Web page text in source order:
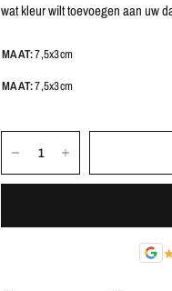
wat kleur wilt toevoegen aan uw
MAAT:7,5x3cm
MAAT:7,5x3cm